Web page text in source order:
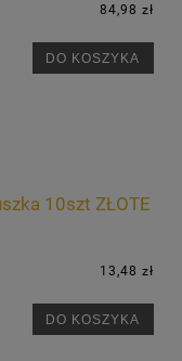
84,98 zł
DO KOSZYKA
10szt ZŁOTE
13,48 zł
DO KOSZYKA